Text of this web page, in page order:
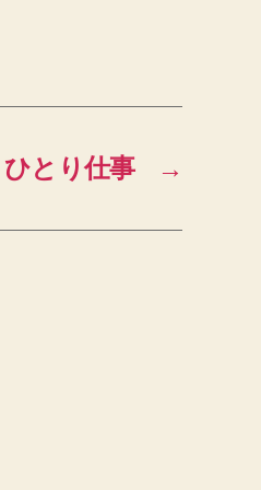
→
とり仕事